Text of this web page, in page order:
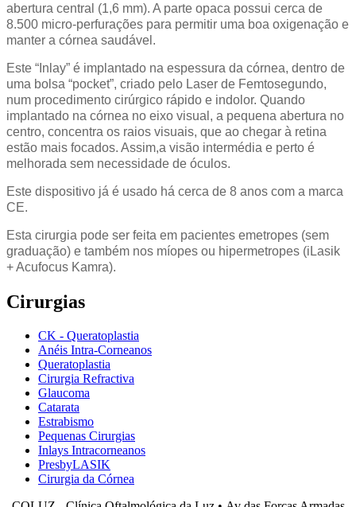
abertura central (1,6 mm). A parte opaca possui cerca de
8.500 micro-perfurações para permitir uma boa oxigenação e
manter a córnea saudável.
Este “Inlay” é implantado na espessura da córnea, dentro de
uma bolsa “pocket”, criado pelo Laser de Femtosegundo,
num procedimento cirúrgico rápido e indolor. Quando
implantado na córnea no eixo visual, a pequena abertura no
centro, concentra os raios visuais, que ao chegar à retina
estão mais focados. Assim,a visão intermédia e perto é
melhorada sem necessidade de óculos.
Este dispositivo já é usado há cerca de 8 anos com a marca
CE.
Esta cirurgia pode ser feita em pacientes emetropes (sem
graduação) e também nos míopes ou hipermetropes (iLasik
+ Acufocus Kamra).
Cirurgias
CK - Queratoplastia
Anéis Intra-Corneanos
Queratoplastia
Cirurgia Refractiva
Glaucoma
Catarata
Estrabismo
Pequenas Cirurgias
Inlays Intracorneanos
PresbyLASIK
Cirurgia da Córnea